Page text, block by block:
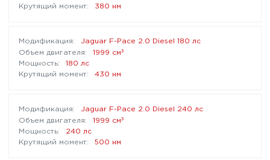
380 нм
Jaguar F-Pace 2.0 Diesel 180 лс
1999 см³
180 лс
430 нм
Jaguar F-Pace 2.0 Diesel 240 лс
1999 см³
240 лс
500 нм